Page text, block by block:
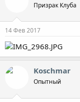
Призрак Клуба
14 Фев 2017
Koschmar
Опытный